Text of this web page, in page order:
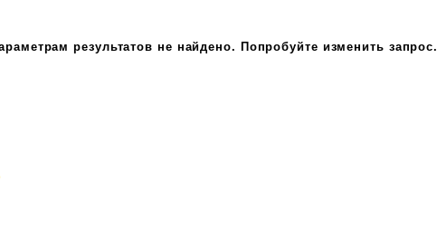
результатов не найдено. Попробуйте изменить запрос.